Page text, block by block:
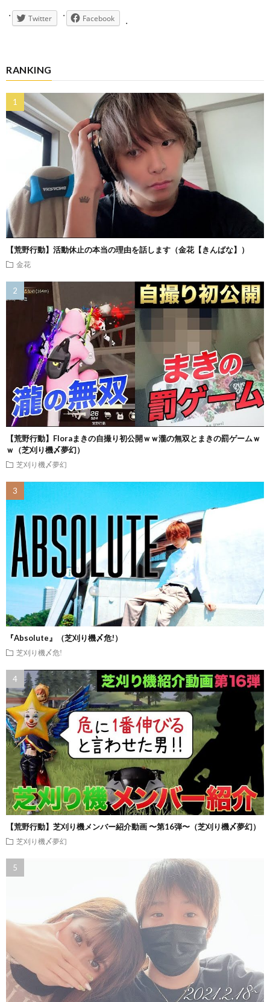
Twitter Facebook
RANKING
【荒野行動】活動休止の本当の理由を話します（金花【きんばな】）
金花
【荒野行動】Floraまきの自撮り初公開ｗｗ瀧の無双とまきの罰ゲームｗ
ｗ（芝刈り機〆夢幻）
芝刈り機〆夢幻
『Absolute』（芝刈り機〆危!）
芝刈り機〆危!
【荒野行動】芝刈り機メンバー紹介動画 〜第16弾〜（芝刈り機〆夢幻）
芝刈り機〆夢幻